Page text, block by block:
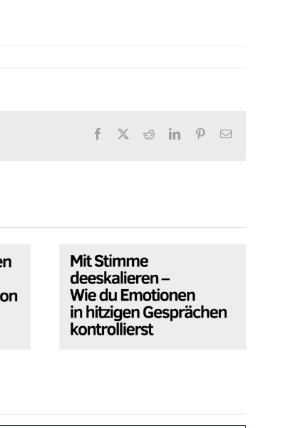
Facebook RedditLinkedInPinterest
E-
Mit Stimme deeskalieren
– Wie du Emotionen in
hitzigen Gesprächen
kontrollierst